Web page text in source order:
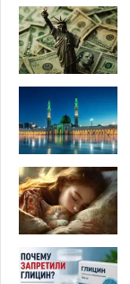
С
Ш
А
у
ж
к
м
р
т